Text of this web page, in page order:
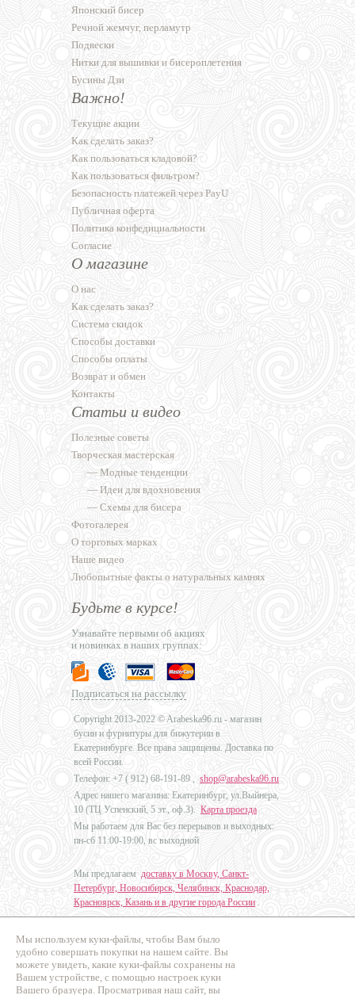
Мы используем куки-файлы, чтобы Вам было
удобно совершать покупки на нашем сайте. Вы
можете увидеть, какие куки-файлы сохранены на
Вашем устройстве, с помощью настроек куки
Вашего бразуера. Просматривая наш сайт, вы
Японский бисер
Речной жемчуг, перламутр
Подвески
Нитки для вышивки и бисероплетения
Бусины Дзи
Важно!
Текущие акции
Как сделать заказ?
Как пользоваться кладовой?
Как пользоваться фильтром?
Безопасность платежей через PayU
Публичная оферта
Политика конфедициальности
Согласие
О магазине
О нас
Как сделать заказ?
Система скидок
Способы доставки
Способы оплаты
Возврат и обмен
Контакты
Статьи и видео
Полезные советы
Творческая мастерская
— Модные тенденции
— Идеи для вдохновения
— Схемы для бисера
Фотогалерея
О торговых марках
Наше видео
Любопытные факты о натуральных камнях
Будьте в курсе!
Узнавайте первыми об акциях
и новинках в наших группах:
Подписаться на рассылку
Copyright 2013-2022 © Arabeska96.ru - магазин
бусин и фурнитуры для бижутерии в
Екатеринбурге. Все права защищены. Доставка по
всей России.
Телефон: +7 ( 912) 68-191-89 , shop@arabeska96.ru
Адрес нашего магазина: Екатеринбург, ул.Выйнера,
10 (ТЦ Успенский, 5 эт., оф.3). Карта проезда
Мы работаем для Вас без перерывов и выходных:
пн-сб 11:00-19:00, вс выходной
Мы предлагаем доставку в Москву, Санкт-
Петербург, Новосибирск, Челябинск, Краснодар,
Красноярск, Казань и в другие города России .
Дизайн - Наталья Мальцева
Продвижение сайтов
Промо Эксперт